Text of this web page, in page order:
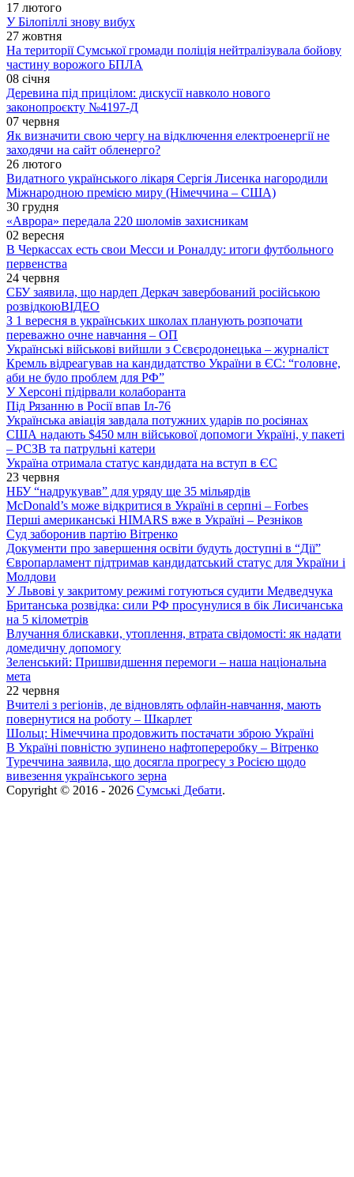
17 лютого
У Білопіллі знову вибух
27 жовтня
На території Сумської громади поліція нейтралізувала бойову
частину ворожого БПЛА
08 січня
Деревина під прицілом: дискусії навколо нового
законопроєкту №4197-Д
07 червня
Як визначити свою чергу на відключення електроенергії не
заходячи на сайт обленерго?
26 лютого
Видатного українського лікаря Сергія Лисенка нагородили
Міжнародною премією миру (Німеччина – США)
30 грудня
«Аврора» передала 220 шоломів захисникам
02 вересня
В Черкассах есть свои Месси и Роналду: итоги футбольного
первенства
24 червня
СБУ заявила, що нардеп Деркач завербований російською
розвідкоюВІДЕО
З 1 вересня в українських школах планують розпочати
переважно очне навчання – ОП
Українські військові вийшли з Сєвєродонецька – журналіст
Кремль відреагував на кандидатство України в ЄС: “головне,
аби не було проблем для РФ”
У Херсоні підірвали колаборанта
Під Рязанню в Росії впав Іл-76
Українська авіація завдала потужних ударів по росіянах
США надають $450 млн військової допомоги Україні, у пакеті
– РСЗВ та патрульні катери
Україна отримала статус кандидата на вступ в ЄС
23 червня
НБУ “надрукував” для уряду ще 35 мільярдів
McDonald’s може відкритися в Україні в серпні – Forbes
Перші американські HIMARS вже в Україні – Резніков
Суд заборонив партію Вітренко
Документи про завершення освіти будуть доступні в “Дії”
Європарламент підтримав кандидатський статус для України і
Молдови
У Львові у закритому режимі готуються судити Медведчука
Британська розвідка: сили РФ просунулися в бік Лисичанська
на 5 кілометрів
Влучання блискавки, утоплення, втрата свідомості: як надати
домедичну допомогу
Зеленський: Пришвидшення перемоги – наша національна
мета
22 червня
Вчителі з регіонів, де відновлять офлайн-навчання, мають
повернутися на роботу – Шкарлет
Шольц: Німеччина продовжить постачати зброю Україні
В Україні повністю зупинено нафтопереробку – Вітренко
Туреччина заявила, що досягла прогресу з Росією щодо
вивезення українського зерна
Copyright © 2016 - 2026 Сумські Дебати.